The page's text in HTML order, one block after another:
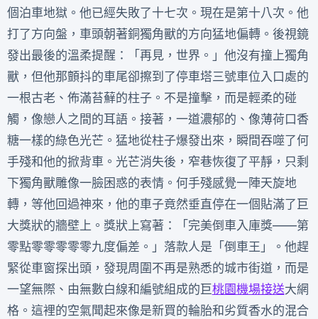
個泊車地獄。他已經失敗了十七次。現在是第十八次。他
打了方向盤，車頭朝著銅獨角獸的方向猛地偏轉。後視鏡
發出最後的溫柔提醒：「再見，世界。」他沒有撞上獨角
獸，但他那顫抖的車尾卻擦到了停車塔三號車位入口處的
一根古老、佈滿苔蘚的柱子。不是撞擊，而是輕柔的碰
觸，像戀人之間的耳語。接著，一道濃郁的、像薄荷口香
糖一樣的綠色光芒。猛地從柱子爆發出來，瞬間吞噬了何
手殘和他的掀背車。光芒消失後，窄巷恢復了平靜，只剩
下獨角獸雕像一臉困惑的表情。何手殘感覺一陣天旋地
轉，等他回過神來，他的車子竟然垂直停在一個貼滿了巨
大獎狀的牆壁上。獎狀上寫著：「完美倒車入庫獎——第
零點零零零零零九度偏差。」落款人是「倒車王」。他趕
緊從車窗探出頭，發現周圍不再是熟悉的城市街道，而是
一望無際、由無數白線和編號組成的巨桃園機場接送大網
格。這裡的空氣聞起來像是新買的輪胎和劣質香水的混合